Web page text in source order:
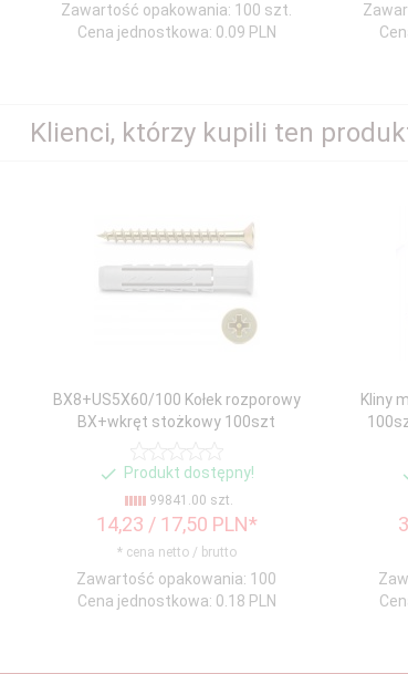
Zawartość opakowania: 100 szt.
Cena jednostkowa: 0.09 PLN
Klienci, którzy kupili ten
BX8+US5X60/100 Kołek rozporowy
BX+wkręt stożkowy 100szt
Produkt dostępny!
99841.00 szt.
14,23 / 17,50 PLN*
* cena netto / brutto
Zawartość opakowania: 100
Cena jednostkowa: 0.18 PLN
Kliny